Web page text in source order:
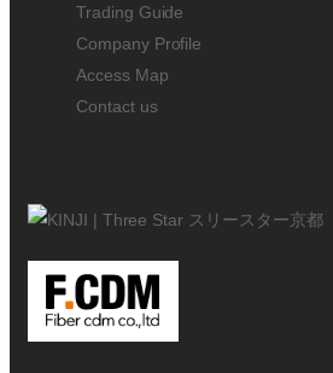
Trading Guide
Company Profile
Access Map
Contact us